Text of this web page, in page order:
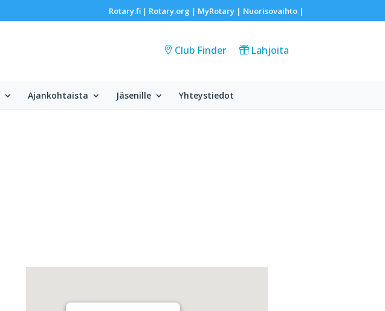
Rotary.fi| Rotary.org | MyRotary | Nuorisovaihto|
Club Finder Lahjoita
Ajankohtaista Jäsenille Yhteystiedot